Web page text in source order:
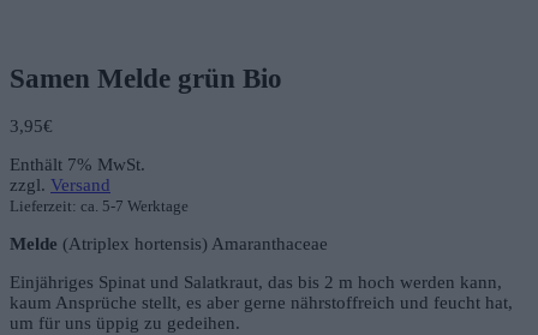
Samen Melde grün Bio
3,95€
Enthält 7% MwSt.
zzgl. Versand
Lieferzeit: ca. 5-7 Werktage
Melde (Atriplex hortensis) Amaranthaceae
Einjähriges Spinat und Salatkraut, das bis 2 m hoch werden kann,
kaum Ansprüche stellt, es aber gerne nährstoffreich und feucht hat,
um für uns üppig zu gedeihen.